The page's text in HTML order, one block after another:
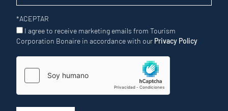
*ACEPTAR
I agree to receive marketing emails from Tourism
Corporation Bonaire in accordance with our Privacy Policy